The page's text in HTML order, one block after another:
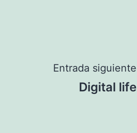
Entrada siguiente
Digital life